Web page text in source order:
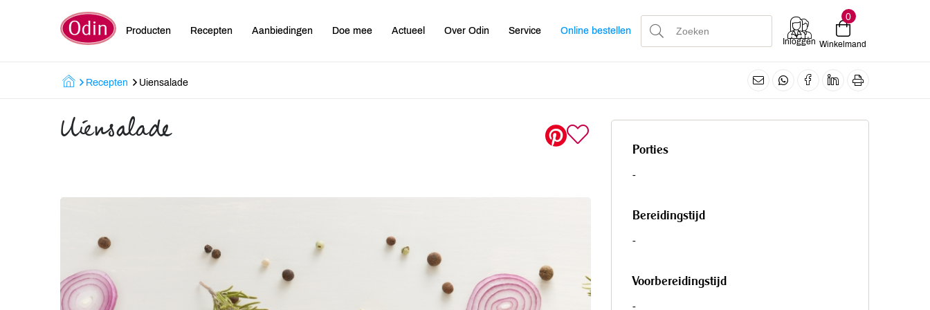
Producten Recepten Aanbiedingen Doe mee Actueel Over Odin Service Online bestellen
Inloggen
0
Winkelmand
Recepten Uiensalade
Uiensalade Porties
-
Bereidingstijd
-
Voorbereidingstijd
-